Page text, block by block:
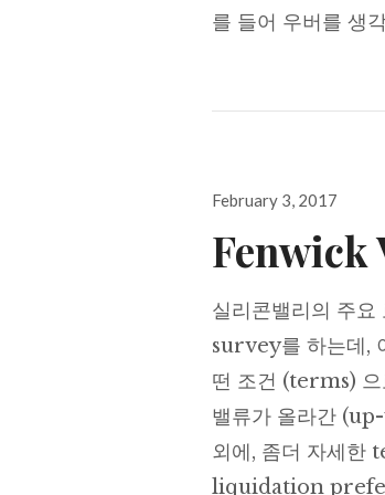
를 들어 우버를 생
Posted
February 3, 2017
Fenwick
실리콘밸리의 주
survey를 하는데,
떤 조건 (terms) 으
밸류가 올라간
외에, 좀더 자세한
liquidation